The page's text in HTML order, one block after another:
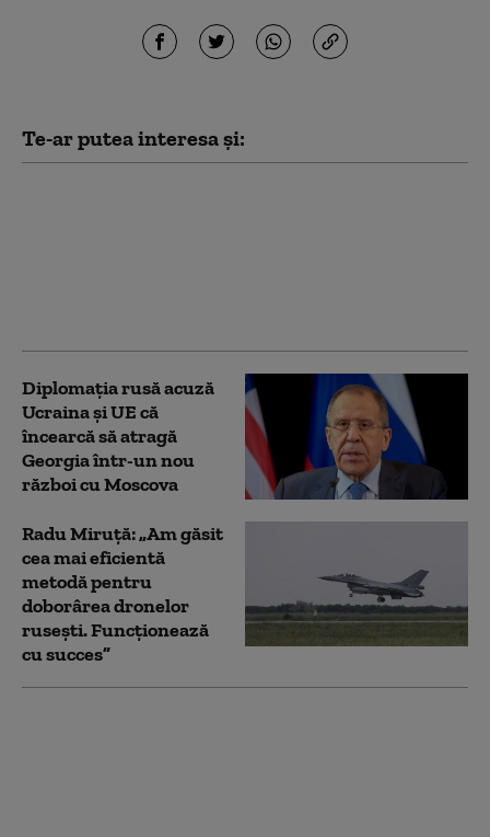
Te-ar putea interesa și:
Diplomaţia rusă acuză
Ucraina şi UE că
încearcă să atragă
Georgia într-un nou
război cu Moscova
Radu Miruță: „Am găsit
cea mai eficientă
metodă pentru
doborârea dronelor
rusești. Funcționează
cu succes”